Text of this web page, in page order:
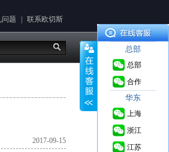
问题 联系欧切斯
2017-09-15
总部
总部
合作
华东
上海
浙江
江苏